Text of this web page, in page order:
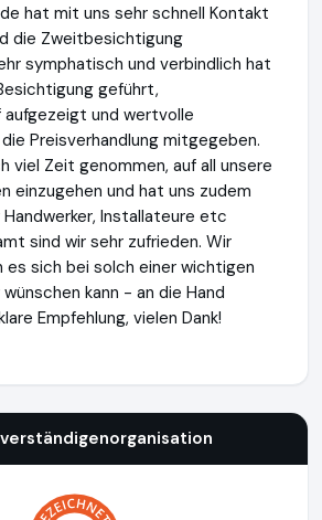
hat mit uns sehr schnell Kontakt
die Zweitbesichtigung
symphatisch und verbindlich hat
geführt,
aufgezeigt und wertvolle
Preisverhandlung mitgegeben.
viel Zeit genommen, auf all unsere
einzugehen und hat uns zudem
Installateure etc
sind wir sehr zufrieden. Wir
es sich bei solch einer wichtigen
kann - an die Hand
Empfehlung, vielen Dank!